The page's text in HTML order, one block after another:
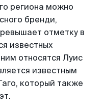
региона можно
бренди,
отметку в
известных
относятся Луис
известным
который также